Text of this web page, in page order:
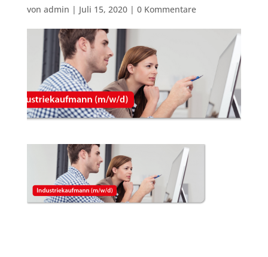
von admin | Juli 15, 2020| 0 Kommentare